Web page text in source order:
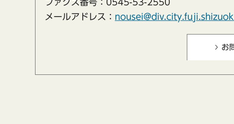
ファクス番号：0545-53-2550
メールアドレス：